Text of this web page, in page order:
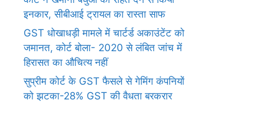
इनकार, सीबीआई ट्रायल का रास्ता साफ
GST धोखाधड़ी मामले में चार्टर्ड अकाउंटेंट को
जमानत, कोर्ट बोला- 2020 से लंबित जांच में
हिरासत का औचित्य नहीं
सुप्रीम कोर्ट के GST फैसले से गेमिंग कंपनियों
को झटका-28% GST की वैधता बरकरार